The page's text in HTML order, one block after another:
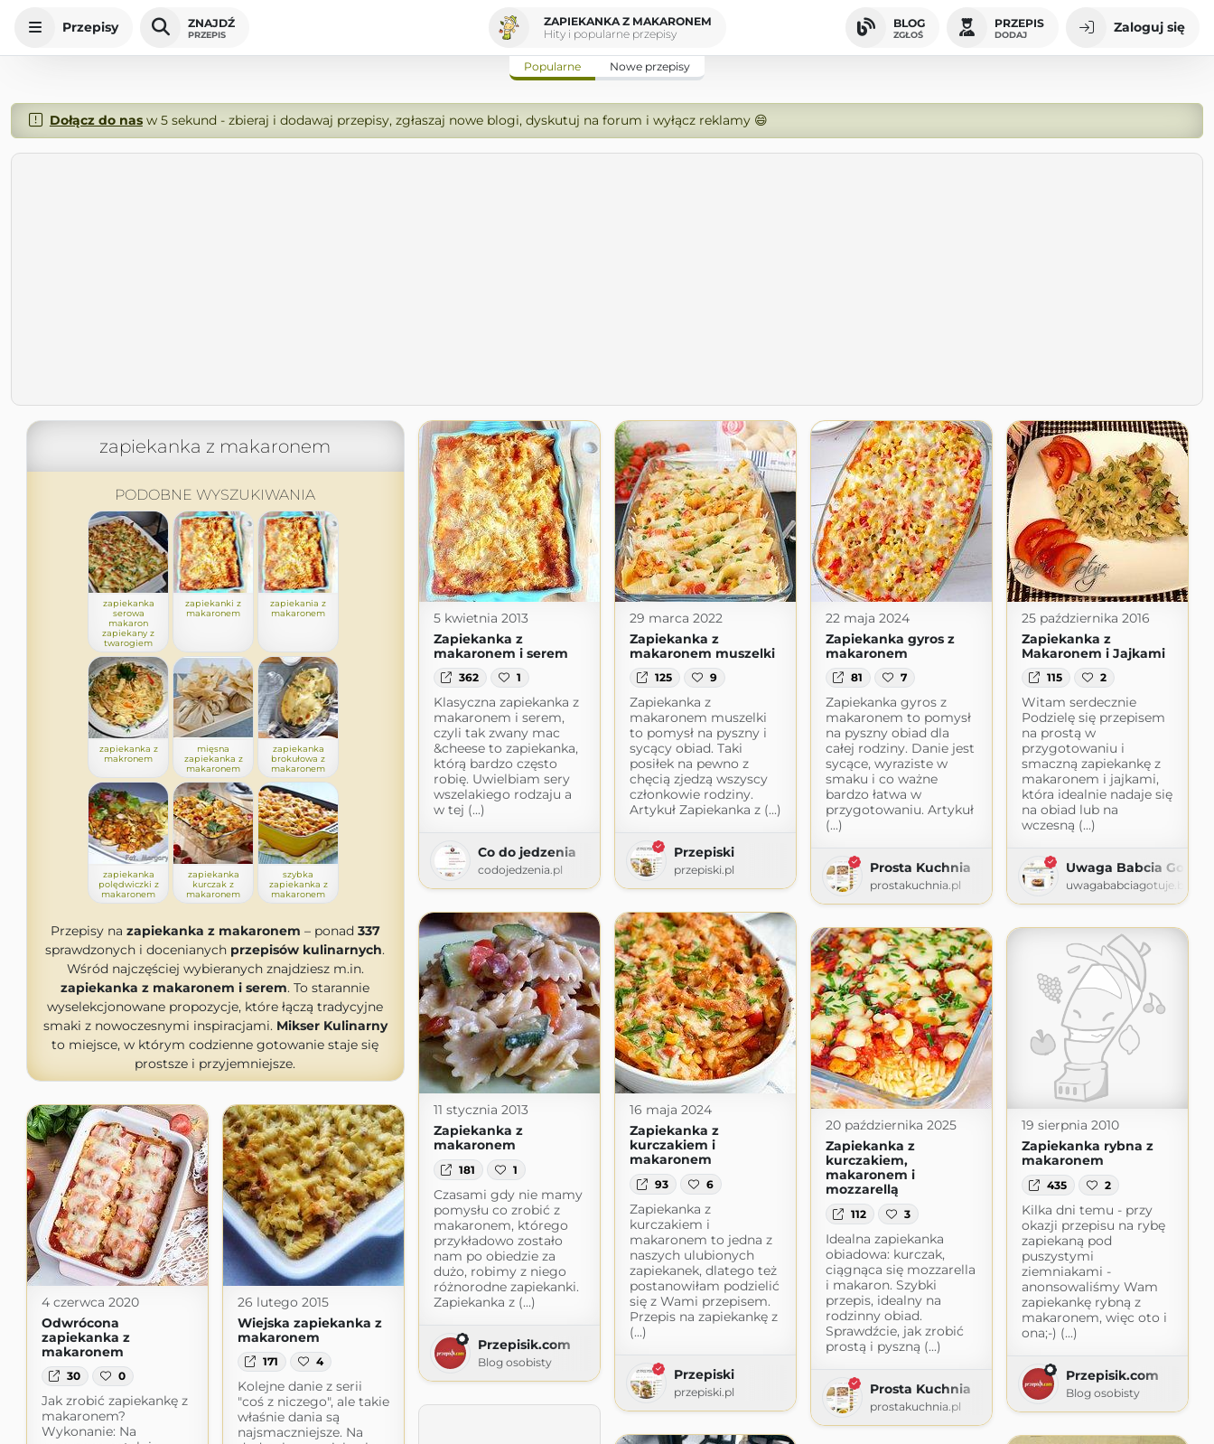
Przepisy ZNAJDŹ
PRZEPIS
ZAPIEKANKA Z MAKARONEM
Hity i popularne przepisy
BLOG
ZGŁOŚ
PRZEPIS
DODAJ Zaloguj się
Popularne Nowe przepisy
Dołącz do nasw 5 sekund - zbieraj i dodawaj przepisy, zgłaszaj nowe blogi, dyskutuj na forum i wyłącz reklamy 😄
zapiekanka z makaronem
PODOBNE WYSZUKIWANIA
zapiekanka
serowa
makaron
zapiekany z
twarogiem
zapiekanki z
makaronem
zapiekania z
makaronem
zapiekanka z
makronem
mięsna
zapiekanka z
makaronem
zapiekanka
brokułowa z
makaronem
zapiekanka
polędwiczki z
makaronem
zapiekanka
kurczak z
makaronem
szybka
zapiekanka z
makaronem
Przepisy na zapiekanka z makaronem – ponad 337
sprawdzonych i docenianych przepisów kulinarnych.
Wśród najczęściej wybieranych znajdziesz m.in.
zapiekanka z makaronem i serem. To starannie
wyselekcjonowane propozycje, które łączą tradycyjne
smaki z nowoczesnymi inspiracjami. Mikser Kulinarny
to miejsce, w którym codzienne gotowanie staje się
prostsze i przyjemniejsze.
5 kwietnia 2013
Zapiekanka z
makaronem i serem
362 1
Klasyczna zapiekanka z
makaronem i serem,
czyli tak zwany mac
&cheese to zapiekanka,
którą bardzo często
robię. Uwielbiam sery
wszelakiego rodzaju a
w tej (...)
Co do jedzenia
codojedzenia.pl
29 marca 2022
Zapiekanka z
makaronem muszelki
125 9
Zapiekanka z
makaronem muszelki
to pomysł na pyszny i
sycący obiad. Taki
posiłek na pewno z
chęcią zjedzą wszyscy
członkowie rodziny.
Artykuł Zapiekanka z (...)
Przepiski
przepiski.pl
22 maja 2024
Zapiekanka gyros z
makaronem
81 7
Zapiekanka gyros z
makaronem to pomysł
na pyszny obiad dla
całej rodziny. Danie jest
sycące, wyraziste w
smaku i co ważne
bardzo łatwa w
przygotowaniu. Artykuł
(...)
Prosta Kuchnia
prostakuchnia.pl
25 października 2016
Zapiekanka z
Makaronem i Jajkami
115 2
Witam serdecznie
Podzielę się przepisem
na prostą w
przygotowaniu i
smaczną zapiekankę z
makaronem i jajkami,
która idealnie nadaje się
na obiad lub na
wczesną (...)
Uwaga Babcia Gotuje
11 stycznia 2013
Zapiekanka z
makaronem
181 1
Czasami gdy nie mamy
pomysłu co zrobić z
makaronem, którego
przykładowo zostało
nam po obiedzie za
dużo, robimy z niego
różnorodne zapiekanki.
Zapiekanka z (...)
Przepisik.com
Blog osobisty
16 maja 2024
Zapiekanka z
kurczakiem i
makaronem
93 6
Zapiekanka z
kurczakiem i
makaronem to jedna z
naszych ulubionych
zapiekanek, dlatego też
postanowiłam podzielić
się z Wami przepisem.
Przepis na zapiekankę z
(...)
Przepiski
przepiski.pl
20 października 2025
Zapiekanka z
kurczakiem,
makaronem i
mozzarellą
112 3
Idealna zapiekanka
obiadowa: kurczak,
ciągnąca się mozzarella
i makaron. Szybki
przepis, idealny na
rodzinny obiad.
Sprawdźcie, jak zrobić
prostą i pyszną (...)
Prosta Kuchnia
prostakuchnia.pl
19 sierpnia 2010
Zapiekanka rybna z
makaronem
435 2
Kilka dni temu - przy
okazji przepisu na rybę
zapiekaną pod
puszystymi
ziemniakami -
anonsowaliśmy Wam
zapiekankę rybną z
makaronem, więc oto i
ona;-) (...)
Przepisik.com
Blog osobisty
4 czerwca 2020
Odwrócona
zapiekanka z
makaronem
30 0
Jak zrobić zapiekankę z
makaronem?
Wykonanie: Na
26 lutego 2015
Wiejska zapiekanka z
makaronem
171 4
Kolejne danie z serii
"coś z niczego", ale takie
właśnie dania są
najsmaczniejsze. Na